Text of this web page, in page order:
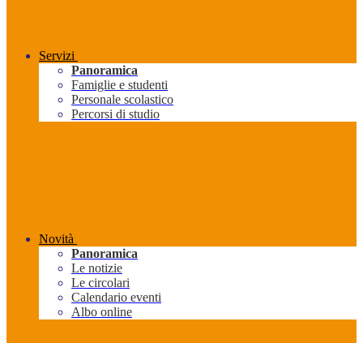
Servizi
Panoramica
Famiglie e studenti
Personale scolastico
Percorsi di studio
Novità
Panoramica
Le notizie
Le circolari
Calendario eventi
Albo online